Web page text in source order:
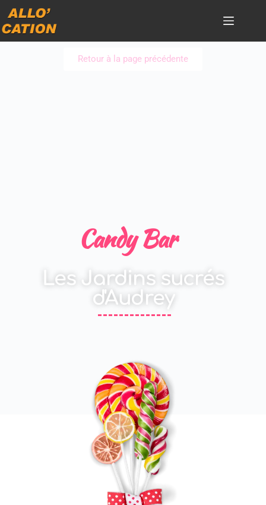
Retour à la page précédente
Candy Bar
Les Jardins sucrés
d'Audrey